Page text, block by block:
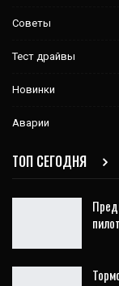
Советы
Тест драйвы
Новинки
Аварии
ТОП СЕГОДНЯ